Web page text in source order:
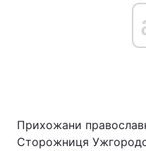
Прихожани
Сторожниця